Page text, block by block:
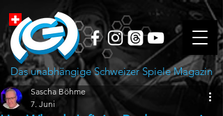
Das unabhängige Schweizer Spiele Magazin
Sascha Böhme
7. Juni